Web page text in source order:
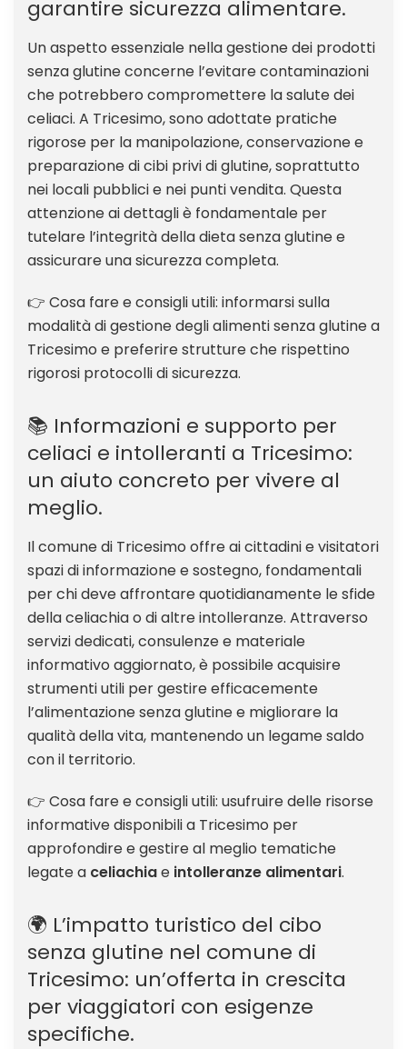
garantire sicurezza alimentare.
Un aspetto essenziale nella gestione dei prodotti
senza glutine concerne l’evitare contaminazioni
che potrebbero compromettere la salute dei
celiaci. A Tricesimo, sono adottate pratiche
rigorose per la manipolazione, conservazione e
preparazione di cibi privi di glutine, soprattutto
nei locali pubblici e nei punti vendita. Questa
attenzione ai dettagli è fondamentale per
tutelare l’integrità della dieta senza glutine e
assicurare una sicurezza completa.
👉 Cosa fare e consigli utili: informarsi sulla
modalità di gestione degli alimenti senza glutine a
Tricesimo e preferire strutture che rispettino
rigorosi protocolli di sicurezza.
📚 Informazioni e supporto per
celiaci e intolleranti a Tricesimo:
un aiuto concreto per vivere al
meglio.
Il comune di Tricesimo offre ai cittadini e visitatori
spazi di informazione e sostegno, fondamentali
per chi deve affrontare quotidianamente le sfide
della celiachia o di altre intolleranze. Attraverso
servizi dedicati, consulenze e materiale
informativo aggiornato, è possibile acquisire
strumenti utili per gestire efficacemente
l’alimentazione senza glutine e migliorare la
qualità della vita, mantenendo un legame saldo
con il territorio.
👉 Cosa fare e consigli utili: usufruire delle risorse
informative disponibili a Tricesimo per
approfondire e gestire al meglio tematiche
legate a celiachiae intolleranze alimentari.
🌍 L’impatto turistico del cibo
senza glutine nel comune di
Tricesimo: un’offerta in crescita
per viaggiatori con esigenze
specifiche.